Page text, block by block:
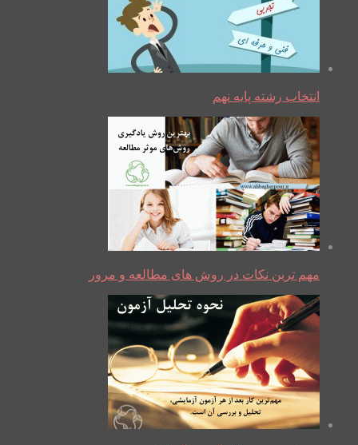
انتخاب رشته پایه نهم
مهم ترین نکات در روش های مطالعه و مرور